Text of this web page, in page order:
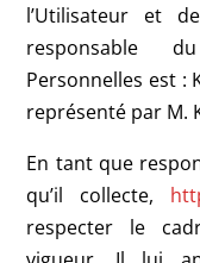
l’Utilisateur et
responsable
Personnelles est :
représenté par M.
En tant que
qu’il collecte,
respecter le